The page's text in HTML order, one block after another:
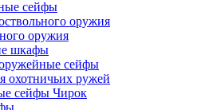
сейфы
оружия
оружия
шкафы
сейфы
охотничьих ружей
сейфы Чирок